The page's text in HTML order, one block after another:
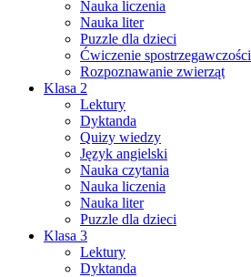
Nauka liczenia
Nauka liter
Puzzle dla dzieci
Ćwiczenie spostrzegawczości
Rozpoznawanie zwierząt
Klasa 2
Lektury
Dyktanda
Quizy wiedzy
Język angielski
Nauka czytania
Nauka liczenia
Nauka liter
Puzzle dla dzieci
Klasa 3
Lektury
Dyktanda